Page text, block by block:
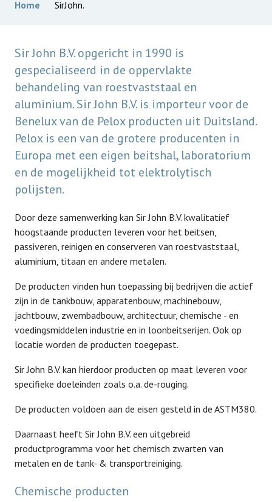
Home SirJohn.
Sir John B.V. opgericht in 1990 is
gespecialiseerd in de oppervlakte
behandeling van roestvaststaal en
aluminium. Sir John B.V. is importeur voor de
Benelux van de Pelox producten uit Duitsland.
Pelox is een van de grotere producenten in
Europa met een eigen beitshal, laboratorium
en de mogelijkheid tot elektrolytisch
polijsten.
Door deze samenwerking kan Sir John B.V. kwalitatief
hoogstaande producten leveren voor het beitsen,
passiveren, reinigen en conserveren van roestvaststaal,
aluminium, titaan en andere metalen.
De producten vinden hun toepassing bij bedrijven die actief
zijn in de tankbouw, apparatenbouw, machinebouw,
jachtbouw, zwembadbouw, architectuur, chemische - en
voedingsmiddelen industrie en in loonbeitserijen. Ook op
locatie worden de producten toegepast.
Sir John B.V. kan hierdoor producten op maat leveren voor
specifieke doeleinden zoals o.a. de-rouging.
De producten voldoen aan de eisen gesteld in de ASTM380.
Daarnaast heeft Sir John B.V. een uitgebreid
productprogramma voor het chemisch zwarten van
metalen en de tank- & transportreiniging.
Chemische producten